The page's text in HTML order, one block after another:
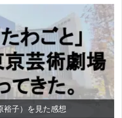
裕子）を見た感想